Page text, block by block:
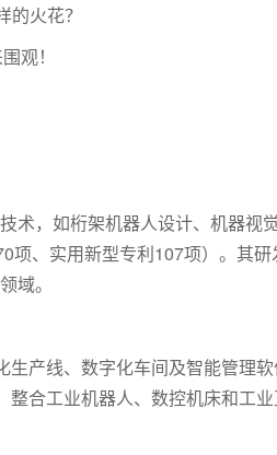
的火花？
观！
术，如桁架机器人设计、机器视
项、实用新型专利107项）。其
域。
生产线、数字化车间及智能管理
合工业机器人、数控机床和工业